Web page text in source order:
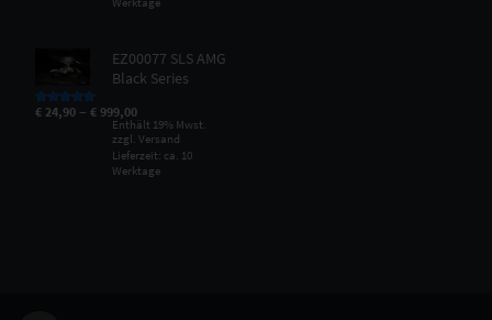
EZ00077 SLS AMG
Black Series
Bewertet mit
von 5
€ 24,90 –€ 999,00
Enthält 19% Mwst.
zzgl.Versand
Lieferzeit: ca. 10
Werktage